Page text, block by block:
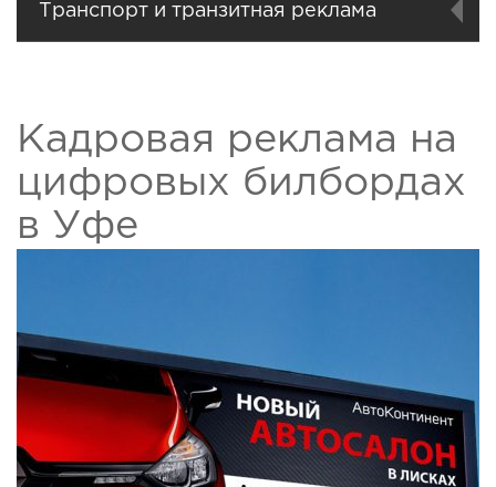
Транспорт и транзитная реклама
Кадровая реклама на
цифровых билбордах
в Уфе